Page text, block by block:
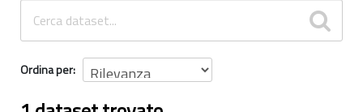
INFORMAZIONI
Ordina per